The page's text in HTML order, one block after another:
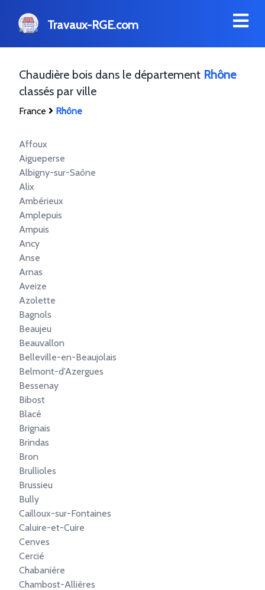
Travaux-RGE.com
Chaudière bois dans le département Rhône
classés par ville
France Rhône
Affoux
Aigueperse
Albigny-sur-Saône
Alix
Ambérieux
Amplepuis
Ampuis
Ancy
Anse
Arnas
Aveize
Azolette
Bagnols
Beaujeu
Beauvallon
Belleville-en-Beaujolais
Belmont-d'Azergues
Bessenay
Bibost
Blacé
Brignais
Brindas
Bron
Brullioles
Brussieu
Bully
Cailloux-sur-Fontaines
Caluire-et-Cuire
Cenves
Cercié
Chabanière
Chambost-Allières